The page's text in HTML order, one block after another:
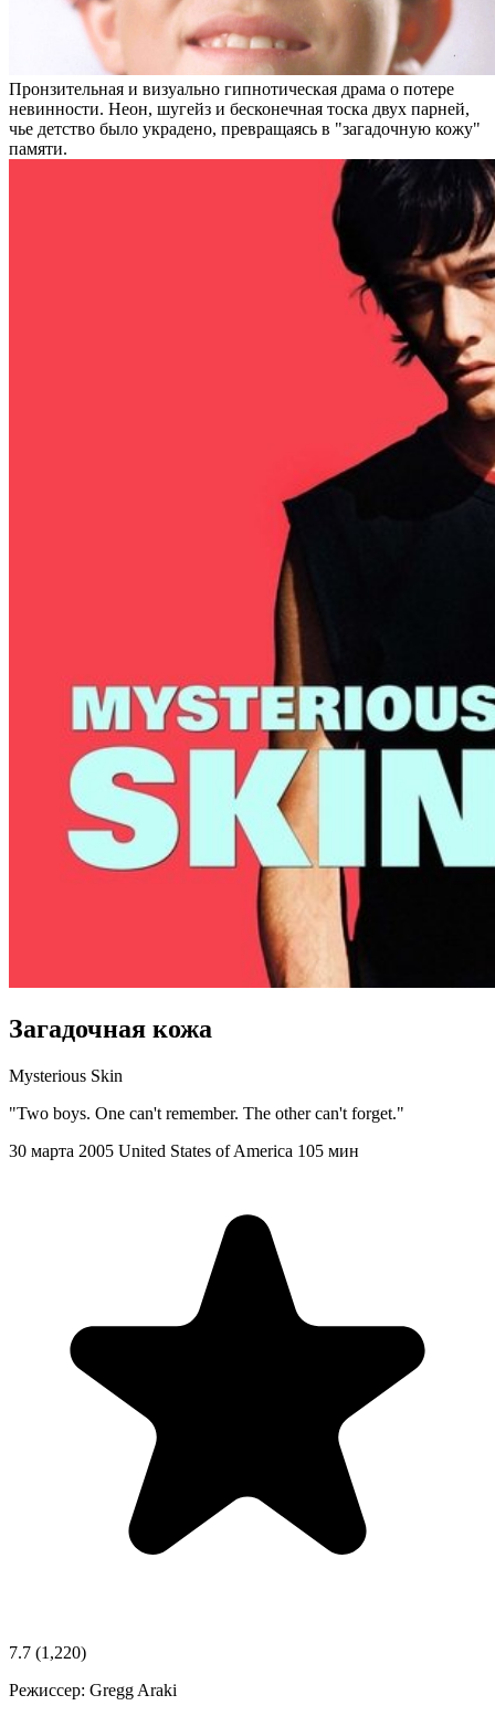
Пронзительная и визуально гипнотическая драма о потере
невинности. Неон, шугейз и бесконечная тоска двух парней,
чье детство было украдено, превращаясь в "загадочную кожу"
памяти.
Загадочная кожа
Mysterious Skin
"Two boys. One can't remember. The other can't forget."
30 марта 2005 United States of America 105 мин
7.7 (1,220)
Режиссер: Gregg Araki